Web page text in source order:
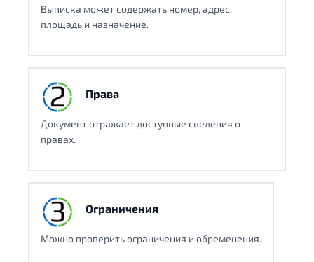
Выписка может содержать номер, адрес,
площадь и назначение.
Права
Документ отражает доступные сведения о
правах.
Ограничения
Можно проверить ограничения и обременения.